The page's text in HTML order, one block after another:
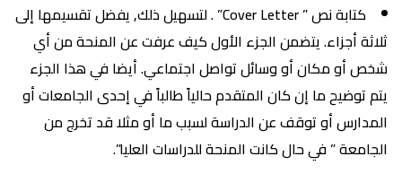
كتابة نص ” Cover Letter” . لتسهيل ذلك, يفضل تقسيمها إلى
ثلاثة أجزاء. يتضمن الجزء الأول كيف عرفت عن المنحة من أي
شخص أو مكان أو وسائل تواصل اجتماعي. أيضا في هذا الجزء
يتم توضيح ما إن كان المتقدم حالياً طالباً في إحدى الجامعات أو
المدارس أو توقف عن الدراسة لسبب ما أو مثلا قد تخرج من
الجامعة ” في حال كانت المنحة للدراسات العليا”.